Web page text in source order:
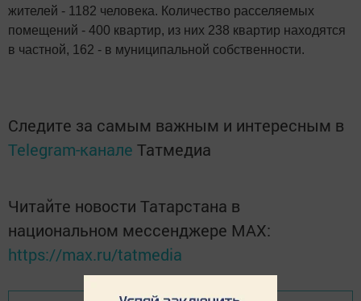
жителей - 1182 человека. Количество расселяемых
помещений - 400 квартир, из них 238 квартир находятся
в частной, 162 - в муниципальной собственности.
Следите за самым важным и интересным в
Telegram-канале Татмедиа
Читайте новости Татарстана в
национальном мессенджере MАХ:
https://max.ru/tatmedia